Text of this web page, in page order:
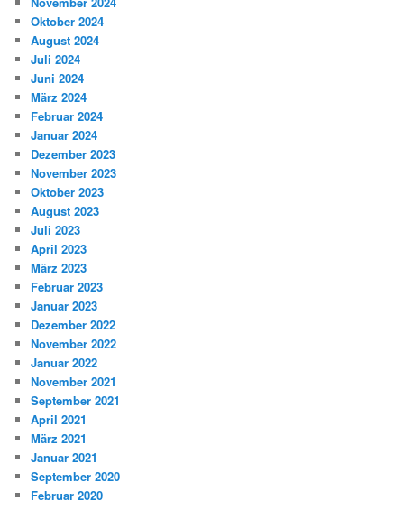
Oktober 2024
August 2024
Juli 2024
Juni 2024
März 2024
Februar 2024
Januar 2024
Dezember 2023
November 2023
Oktober 2023
August 2023
Juli 2023
April 2023
März 2023
Februar 2023
Januar 2023
Dezember 2022
November 2022
Januar 2022
November 2021
September 2021
April 2021
März 2021
Januar 2021
September 2020
Februar 2020